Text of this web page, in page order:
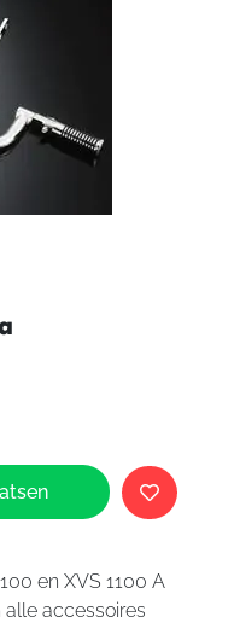
en XVS 1100 A
accessoires